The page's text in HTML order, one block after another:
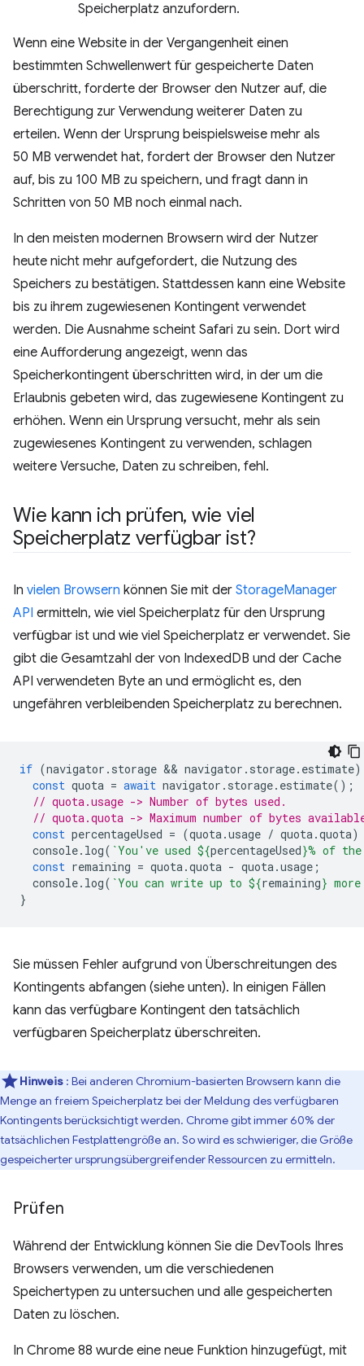
Speicherplatz anzufordern.
Wenn eine Website in der Vergangenheit einen
bestimmten Schwellenwert für gespeicherte Daten
überschritt, forderte der Browser den Nutzer auf, die
Berechtigung zur Verwendung weiterer Daten zu
erteilen. Wenn der Ursprung beispielsweise mehr als
50 MB verwendet hat, fordert der Browser den Nutzer
auf, bis zu 100 MB zu speichern, und fragt dann in
Schritten von 50 MB noch einmal nach.
In den meisten modernen Browsern wird der Nutzer
heute nicht mehr aufgefordert, die Nutzung des
Speichers zu bestätigen. Stattdessen kann eine Website
bis zu ihrem zugewiesenen Kontingent verwendet
werden. Die Ausnahme scheint Safari zu sein. Dort wird
eine Aufforderung angezeigt, wenn das
Speicherkontingent überschritten wird, in der um die
Erlaubnis gebeten wird, das zugewiesene Kontingent zu
erhöhen. Wenn ein Ursprung versucht, mehr als sein
zugewiesenes Kontingent zu verwenden, schlagen
weitere Versuche, Daten zu schreiben, fehl.
Wie kann ich prüfen, wie viel
Speicherplatz verfügbar ist?
In vielen Browsern können Sie mit der StorageManager
API ermitteln, wie viel Speicherplatz für den Ursprung
verfügbar ist und wie viel Speicherplatz er verwendet. Sie
gibt die Gesamtzahl der von IndexedDB und der Cache
API verwendeten Byte an und ermöglicht es, den
ungefähren verbleibenden Speicherplatz zu berechnen.
if (navigator . storage && navigator . storage. estimate)
const quota = await navigator . storage. estimate();
// quota.usage -> Number of bytes used.
// quota.quota -> Maximum number of bytes
const percentageUsed = (quota.usage / quota.quota)
console. log( `You've used ${percentageUsed}% of
const remaining = quota.quota - quota.usage ;
console. log( `You can write up to ${remaining}
}
Sie müssen Fehler aufgrund von Überschreitungen des
Kontingents abfangen (siehe unten). In einigen Fällen
kann das verfügbare Kontingent den tatsächlich
verfügbaren Speicherplatz überschreiten.
Hinweis : Bei anderen Chromium-basierten Browsern kann die
Menge an freiem Speicherplatz bei der Meldung des verfügbaren
Kontingents berücksichtigt werden. Chrome gibt immer 60% der
tatsächlichen Festplattengröße an. So wird es schwieriger, die Größe
gespeicherter ursprungsübergreifender Ressourcen zu ermitteln.
Prüfen
Während der Entwicklung können Sie die DevTools Ihres
Browsers verwenden, um die verschiedenen
Speichertypen zu untersuchen und alle gespeicherten
Daten zu löschen.
In Chrome 88 wurde eine neue Funktion hinzugefügt, mit